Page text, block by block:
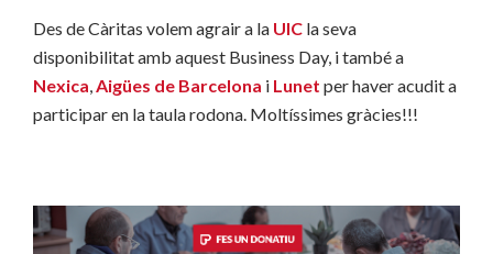
Des de Càritas volem agrair a la UIC la seva
disponibilitat amb aquest Business Day, i també a
Nexica,Aigües de Barcelona i Lunet per haver acudit a
participar en la taula rodona. Moltíssimes gràcies!!!